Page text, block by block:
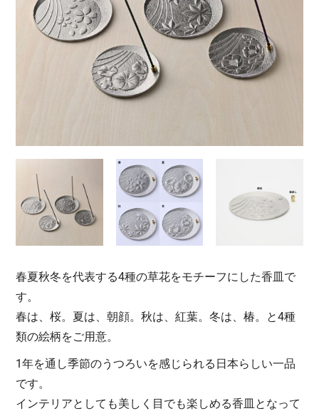
春夏秋冬を代表する4種の草花をモチーフにした香皿で
す。
春は、桜。夏は、朝顔。秋は、紅葉。冬は、椿。と4種
類の絵柄をご用意。
1年を通し季節のうつろいを感じられる日本らしい一品
です。
インテリアとしても美しく目でも楽しめる香皿となって